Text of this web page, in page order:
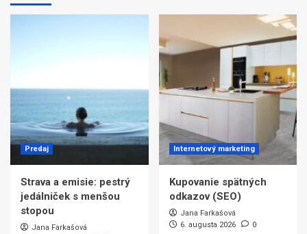
Predaj
Strava a emisie: pestrý
jedálniček s menšou
stopou
Jana Farkašová
Internetový marketing
Kupovanie spätných
odkazov (SEO)
Jana Farkašová
6. augusta 2026
0